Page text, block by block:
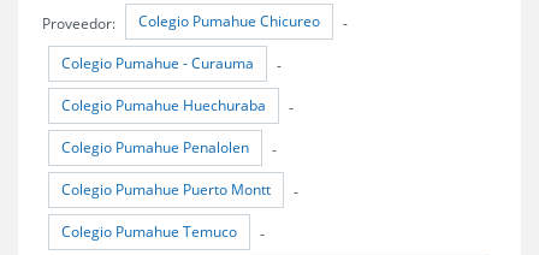
Proveedor: Colegio Pumahue Chicureo -
Colegio Pumahue - Curauma -
Colegio Pumahue Huechuraba -
Colegio Pumahue Penalolen -
Colegio Pumahue Puerto Montt -
Colegio Pumahue Temuco -